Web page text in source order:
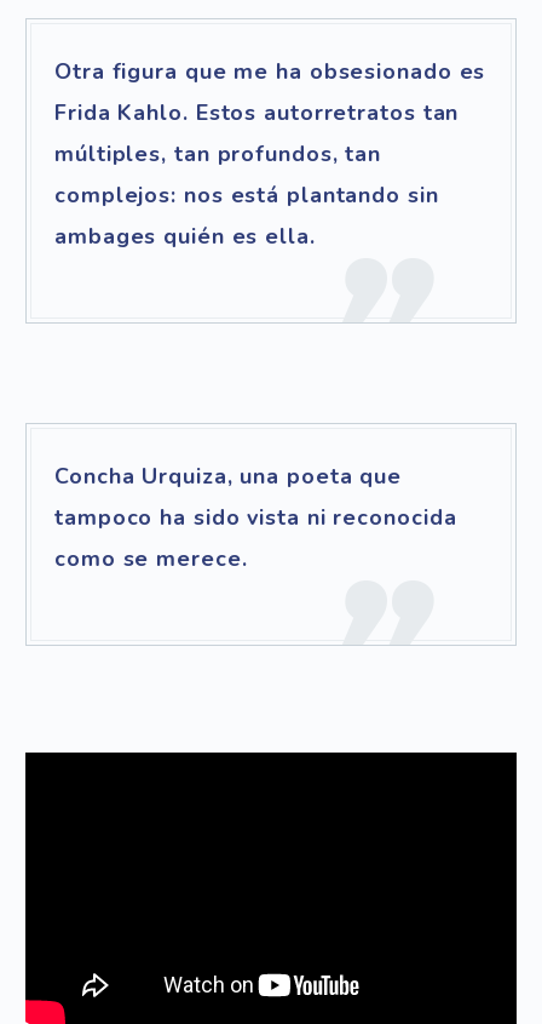
Otra figura que me ha obsesionado es
Frida Kahlo. Estos autorretratos tan
múltiples, tan profundos, tan
complejos: nos está plantando sin
ambages quién es ella.
Concha Urquiza, una poeta que
tampoco ha sido vista ni reconocida
como se merece.